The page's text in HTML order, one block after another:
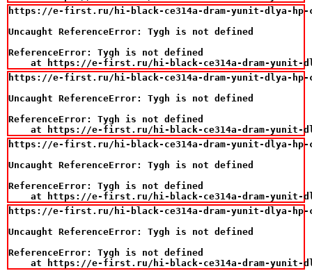
https://e-first.ru/hi-black-ce314a-dram-yunit-dlya-hp-
Uncaught ReferenceError: Tygh is not defined
ReferenceError: Tygh is not defined
at https://e-first.ru/hi-black-ce314a-dram-yunit-
https://e-first.ru/hi-black-ce314a-dram-yunit-dlya-hp-
Uncaught ReferenceError: Tygh is not defined
ReferenceError: Tygh is not defined
at https://e-first.ru/hi-black-ce314a-dram-yunit-
https://e-first.ru/hi-black-ce314a-dram-yunit-dlya-hp-
Uncaught ReferenceError: Tygh is not defined
ReferenceError: Tygh is not defined
at https://e-first.ru/hi-black-ce314a-dram-yunit-
https://e-first.ru/hi-black-ce314a-dram-yunit-dlya-hp-
Uncaught ReferenceError: Tygh is not defined
ReferenceError: Tygh is not defined
at https://e-first.ru/hi-black-ce314a-dram-yunit-